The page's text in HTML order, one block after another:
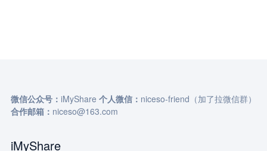
微信公众号： iMyShare 个人微信： niceso-friend（加了拉微信群）
合作邮箱： niceso@163.com
iMyShare